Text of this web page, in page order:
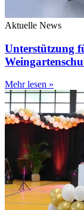
Aktuelle News
Unterstützung
Mehr lesen »